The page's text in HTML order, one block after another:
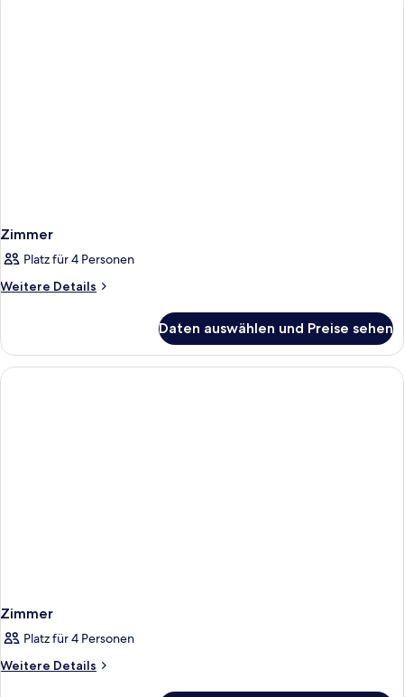
Zimmer
Platz für 4 Personen
Weitere Details
Weitere
Daten auswählen und Preise sehen
Zimmer
Platz für 4 Personen
Weitere Details
Weitere